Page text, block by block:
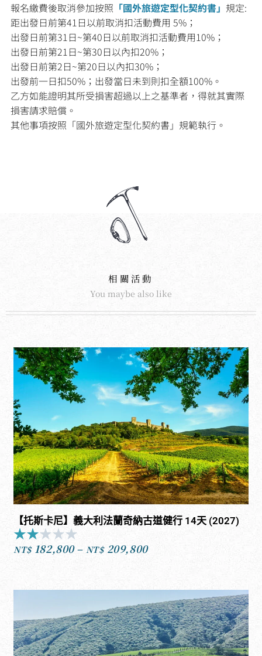
報名繳費後取消參加按照 「國外旅遊定型化契約書」 規定:
距出發日前第41日以前取消扣活動費用 5%；
出發日前第31日~第40日以前取消扣活動費用10%；
出發日前第21日~第30日以內扣20%；
出發日前第2日~第20日以內扣30%；
出發前一日扣50%；出發當日未到則扣全額100%。
乙方如能證明其所受損害超過以上之基準者，得就其實際
損害請求賠償。
其他事項按照「國外旅遊定型化契約書」規範執行。
相關活動
You maybe also like
【托斯卡尼】義大利法蘭奇納古道健行 14天 (2027)
★★★★★
2
5
NT$ 182,800– NT$ 209,800
範
圍：
NT$182,800
到
NT$209,800